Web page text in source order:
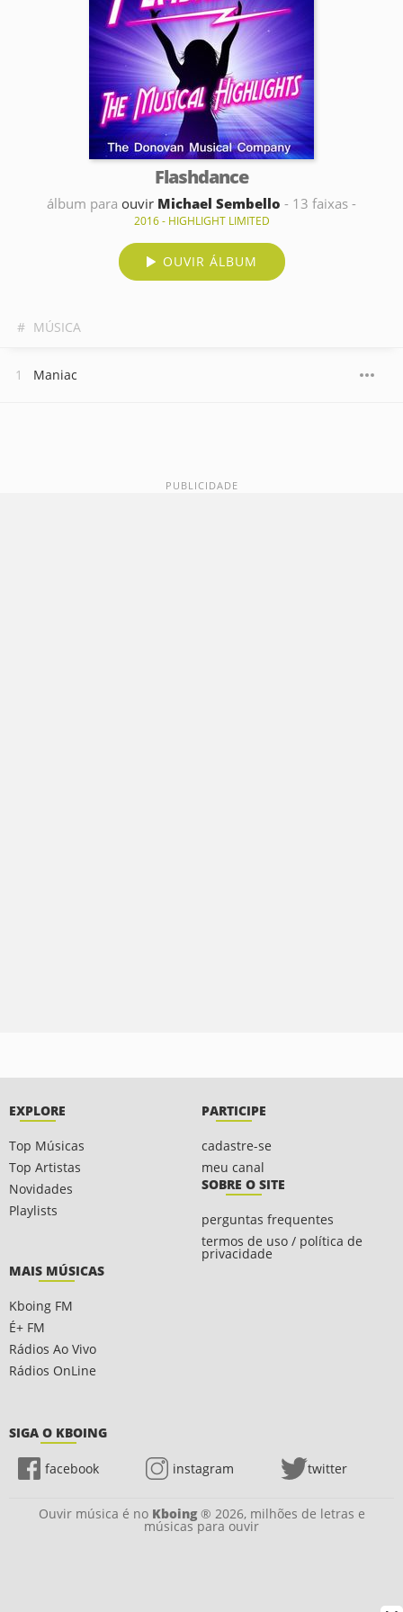
Flashdance
álbum para ouvir Michael Sembello - 13 faixas -
2016 - HIGHLIGHT LIMITED
OUVIR ÁLBUM
# MÚSICA
Maniac
EXPLORE
Top Músicas
Top Artistas
Novidades
Playlists
PARTICIPE
cadastre-se
meu canal
SOBRE O SITE
perguntas frequentes
termos de uso / política de
privacidade
MAIS MÚSICAS
Kboing FM
É+ FM
Rádios Ao Vivo
Rádios OnLine
SIGA O KBOING
facebook instagram twitter
Ouvir música é no Kboing® 2026, milhões de letras e
músicas para ouvir